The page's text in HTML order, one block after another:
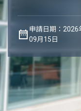
申請日期：2026
09月15日